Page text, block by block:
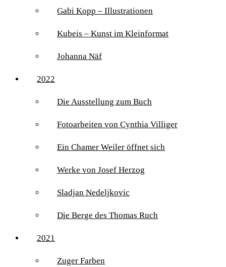
Gabi Kopp – Illustrationen
Kubeis – Kunst im Kleinformat
Johanna Näf
2022
Die Ausstellung zum Buch
Fotoarbeiten von Cynthia Villiger
Ein Chamer Weiler öffnet sich
Werke von Josef Herzog
Sladjan Nedeljkovic
Die Berge des Thomas Ruch
2021
Zuger Farben